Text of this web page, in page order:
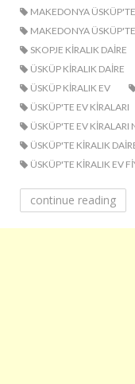
MAKEDONYA
MAKEDONYA
SKOPJE KIRALIK DAIRE
ÜSKÜP KIRALIK DAIRE
ÜSKÜP KIRALIK EV
ÜSKÜP'TE EV KIRALARI
ÜSKÜP'TE EV KIRALARI
ÜSKÜP'TE KIRALIK
ÜSKÜP'TE KIRALIK EV
continue reading